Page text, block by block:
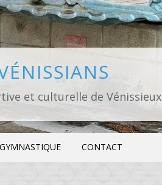
et culturelle de Vénissieux
GYMNASTIQUE CONTACT